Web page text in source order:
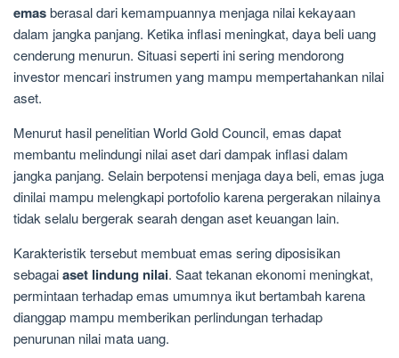
emasberasal dari kemampuannya menjaga nilai kekayaan
dalam jangka panjang. Ketika inflasi meningkat, daya beli uang
cenderung menurun. Situasi seperti ini sering mendorong
investor mencari instrumen yang mampu mempertahankan nilai
aset.
Menurut hasil penelitian World Gold Council, emas dapat
membantu melindungi nilai aset dari dampak inflasi dalam
jangka panjang. Selain berpotensi menjaga daya beli, emas juga
dinilai mampu melengkapi portofolio karena pergerakan nilainya
tidak selalu bergerak searah dengan aset keuangan lain.
Karakteristik tersebut membuat emas sering diposisikan
sebagaiaset lindung nilai. Saat tekanan ekonomi meningkat,
permintaan terhadap emas umumnya ikut bertambah karena
dianggap mampu memberikan perlindungan terhadap
penurunan nilai mata uang.